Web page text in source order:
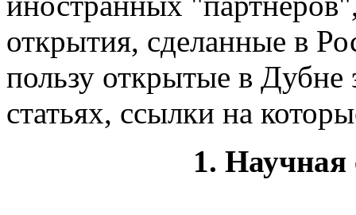
открытия, сделанные в
пользу открытые в
статьях, ссылки на
1. Научная